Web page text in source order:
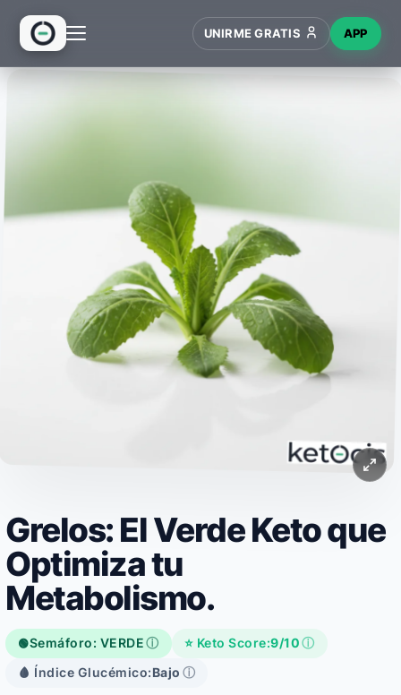
WIKI
UNIRME GRATIS APP
Grelos: El Verde Keto que
Optimiza tu
Metabolismo.
🟢Semáforo: VERDEⓘ ⭐ Keto Score:9/10ⓘ
🩸 Índice Glucémico:Bajo ⓘ